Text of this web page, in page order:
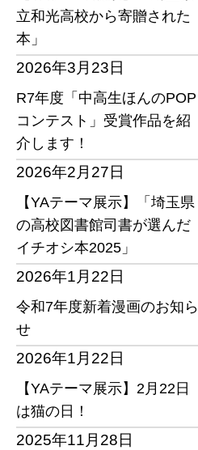
立和光高校から寄贈された
本」
2026年3月23日
R7年度「中高生ほんのPOP
コンテスト」受賞作品を紹
介します！
2026年2月27日
【YAテーマ展示】「埼玉県
の高校図書館司書が選んだ
イチオシ本2025」
2026年1月22日
令和7年度新着漫画のお知ら
せ
2026年1月22日
【YAテーマ展示】2月22日
は猫の日！
2025年11月28日